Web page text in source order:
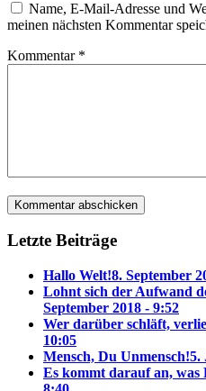
Name, E-Mail-Adresse und
meinen nächsten Kommentar
Kommentar *
Letzte Beiträge
Hallo Welt!8. September
Lohnt sich der Aufwand
September 2018 - 9:52
Wer darüber schläft,
10:05
Mensch, Du Unmensch!5.
Es kommt darauf an, was